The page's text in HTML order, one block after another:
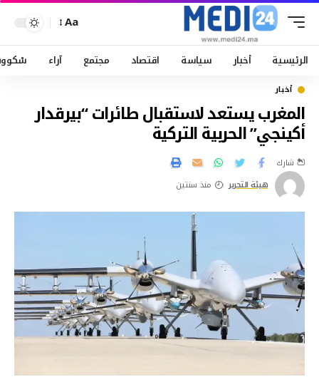
Aa
الرئيسية أخبار سياسة اقتصاد مجتمع آراء
أخبار
المغرب يستعد لاستقبال طائرات “بيرقدار
أكينجي” الحربية التركية
هيئة التحرير منذ سنتين
شارك